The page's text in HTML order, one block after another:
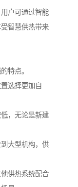
户可通过智能
智慧供热带来
特点。
选择更加自
，无论是新建
大型机构，供
供热系统配合